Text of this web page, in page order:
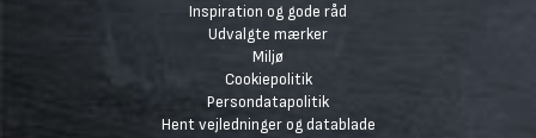
Inspiration og gode råd
Udvalgte mærker
Miljø
Cookiepolitik
Persondatapolitik
Hent vejledninger og datablade